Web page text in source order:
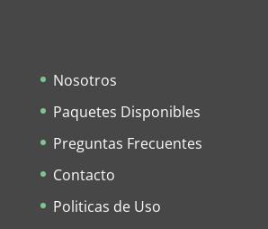
Nosotros
Paquetes Disponibles
Preguntas Frecuentes
Contacto
Politicas de Uso